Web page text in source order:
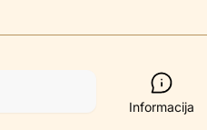
Informacija